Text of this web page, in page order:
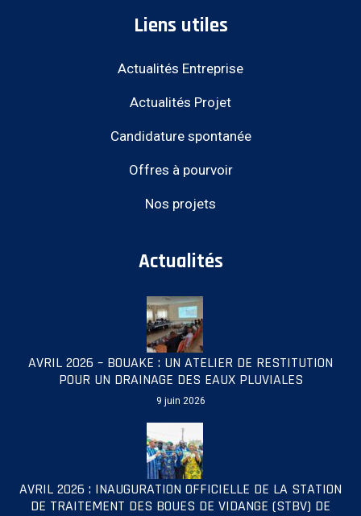
Liens utiles
Actualités Entreprise
Actualités Projet
Candidature spontanée
Offres à pourvoir
Nos projets
Actualités
AVRIL 2026 – BOUAKE : UN ATELIER DE RESTITUTION
POUR UN DRAINAGE DES EAUX PLUVIALES
9 juin 2026
AVRIL 2026 : INAUGURATION OFFICIELLE DE LA STATION
DE TRAITEMENT DES BOUES DE VIDANGE (STBV) DE